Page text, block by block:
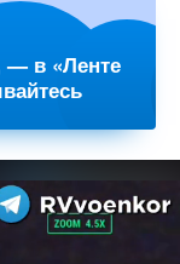
— в «Ленте